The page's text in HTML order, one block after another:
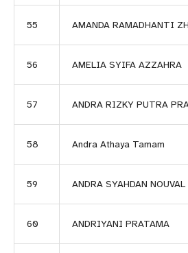
55 AMANDA RAMADHANTI
56 AMELIA SYIFA AZZAHRA
57 ANDRA RIZKY PUTRA
58 Andra Athaya Tamam
59 ANDRA SYAHDAN NOUVAL
60 ANDRIYANI PRATAMA